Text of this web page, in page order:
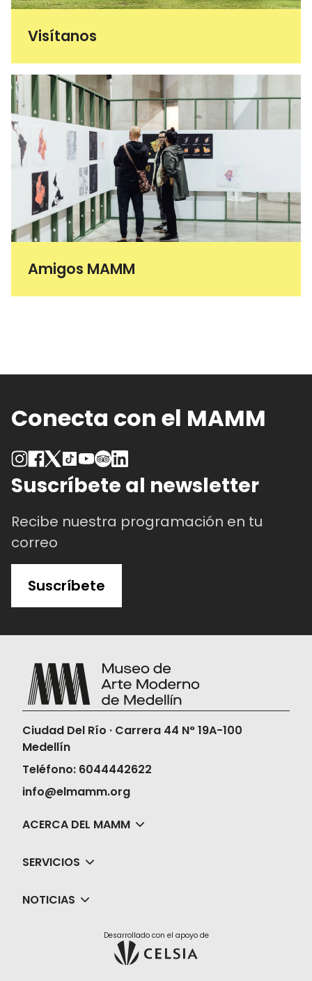
Visítanos
Amigos MAMM
Conecta con el MAMM
Suscríbete al newsletter
Recibe nuestra programación en tu
correo
Suscríbete
Ciudad Del Río · Carrera 44 N° 19A-100
Medellín
Teléfono: 6044442622
info@elmamm.org
ACERCA DEL MAMM
SERVICIOS
NOTICIAS
Desarrollado con el apoyo de